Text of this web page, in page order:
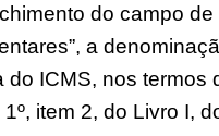
do campo de
a
do ICMS, nos termos
item 2, do Livro I,